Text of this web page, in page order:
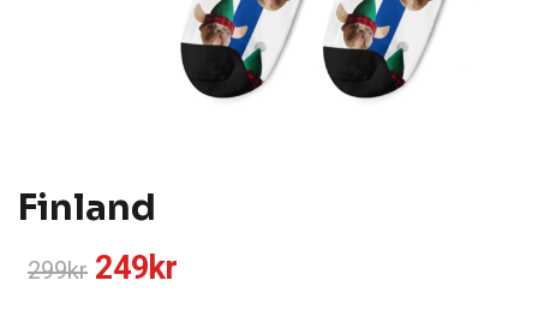
Finland
299kr 249kr